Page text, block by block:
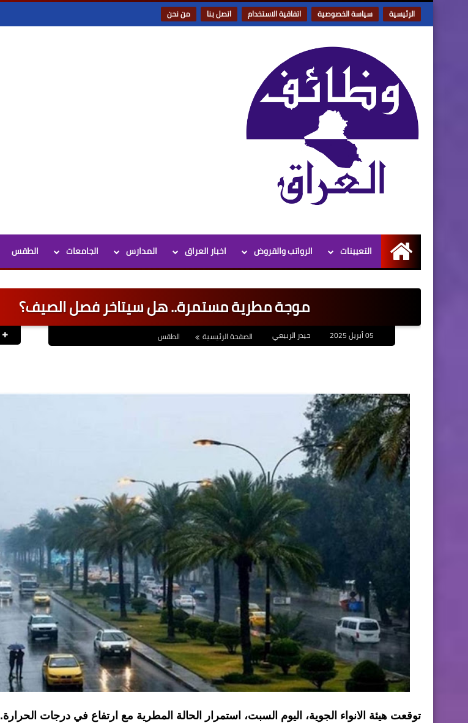
الرئيسية سياسة الخصوصية اتفاقية الاستخدام اتصل بنا من نحن
الرئيسية
التعيينات الرواتب والقروض اخبار العراق المدارس الجامعات الطقس
موجة مطرية مستمرة.. هل سيتاخر فصل الصيف؟
حيدر الربيعي الصفحة الرئيسية الطقس
توقعت هيئة الانواء الجوية، اليوم السبت، استمرار الحالة المطرية مع ارتفاع في درجات الحرارة.